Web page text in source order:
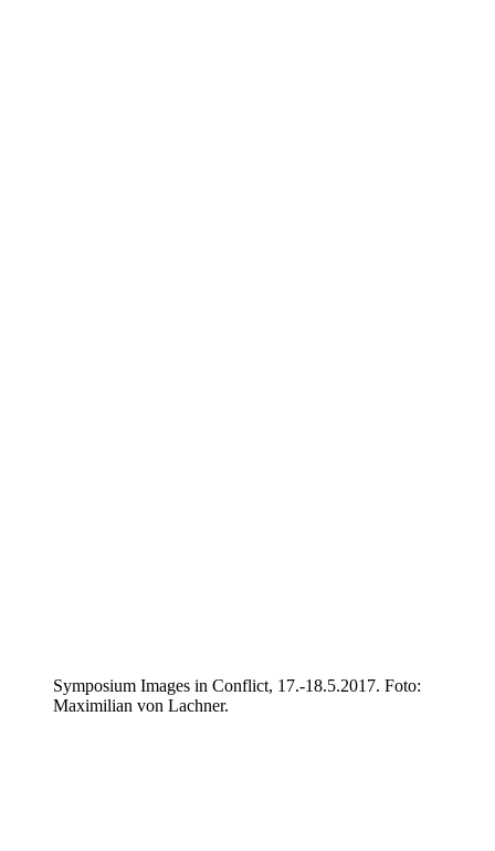
Symposium Images in Conflict, 17.-18.5.2017. Foto:
Maximilian von Lachner.